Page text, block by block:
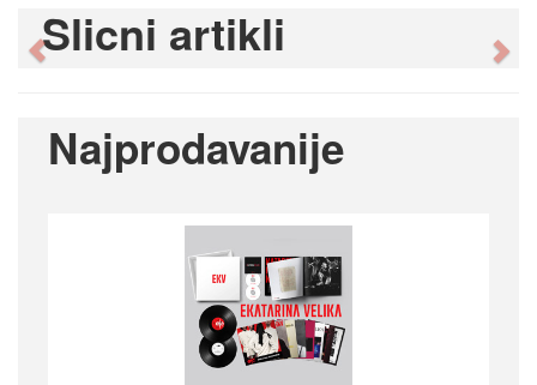
Slicni artikli
Previous
Najprodavanije